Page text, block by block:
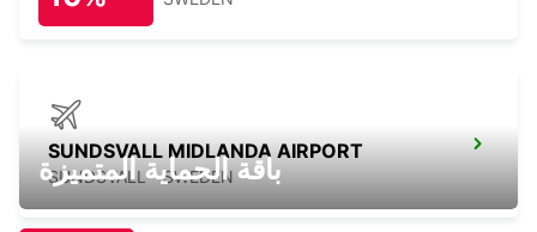
SUNDSVALL MIDLANDA AIRPORT
SUNDSVALL - SWEDEN
باقة الحماية المتميزة